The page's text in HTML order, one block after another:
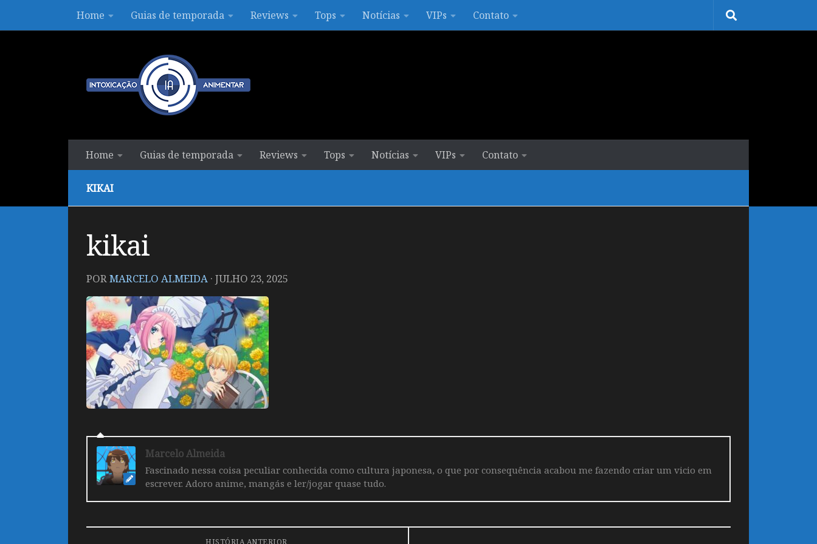
Skip to contentHome Guias de temporada Reviews Tops Notícias VIPs Contato
Home Guias de temporada Reviews Tops Notícias VIPs Contato
KIKAI
kikai
PORMARCELO ALMEIDA · JULHO 23, 2025
Marcelo Almeida
Fascinado nessa coisa peculiar conhecida como cultura japonesa, o que por consequência acabou me fazendo criar um vicio em
escrever. Adoro anime, mangás e ler/jogar quase tudo.
HISTÓRIA ANTERIOR